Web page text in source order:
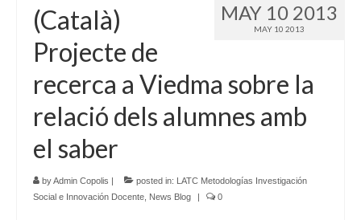
MAY 10 2013
MAY 10 2013
(Català)
Projecte de
recerca a Viedma sobre la
relació dels alumnes amb
el saber
byAdmin Copolis posted in:
LATC Metodologías Investigación
Social e Innovación Docente News Blog 0